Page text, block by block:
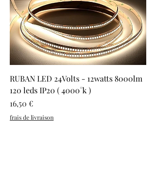
RUBAN LED 24Volts - 12watts 8000lm
120 leds IP20 ( 4000°k )
Prix
16,50 €
frais de livraison